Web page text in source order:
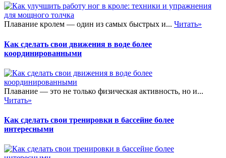
Плавание кролем — один из самых быстрых и... Читать»
Как сделать свои движения в воде более
координированными
Плавание — это не только физическая активность, но и...
Читать»
Как сделать свои тренировки в бассейне более
интересными